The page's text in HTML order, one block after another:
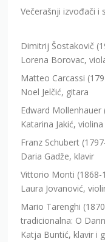
Večerašnji izvođači i
Dimitrij Šostakovič
Lorena Borovac,
Matteo Carcassi
Noel Jelčić, gitara
Edward Mollenhauer
Katarina Jakić, violina
Franz Schubert
Daria Gadže, klavir
Vittorio Monti (1868-
Laura Jovanović,
Mario Tarenghi
tradicionalna: O
Katja Buntić, klavir i